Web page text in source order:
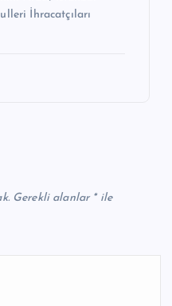
İhracatçıları
Gerekli alanlar *ile